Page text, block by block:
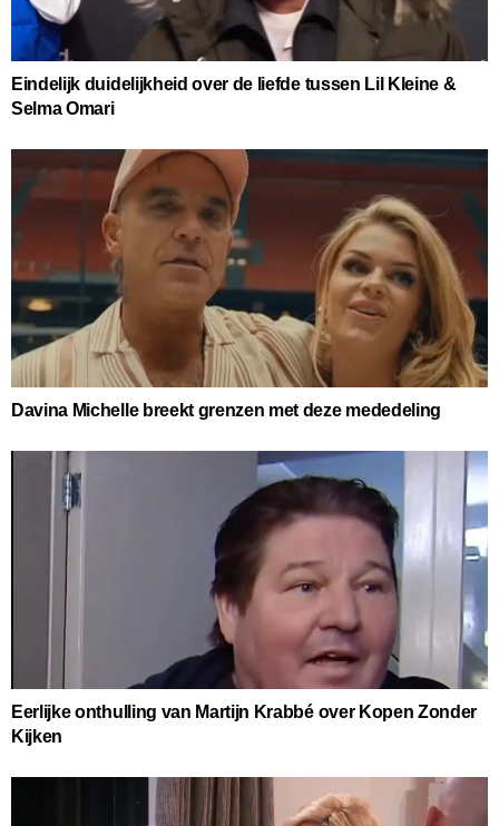
Eindelijk duidelijkheid over de liefde tussen Lil Kleine &
Selma Omari
Davina Michelle breekt grenzen met deze mededeling
Eerlijke onthulling van Martijn Krabbé over Kopen Zonder
Kijken